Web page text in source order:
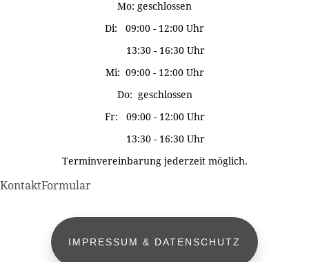
Mo: geschlossen
Di: 09:00 - 12:00 Uhr
13:30 - 16:30 Uhr
Mi: 09:00 - 12:00 Uhr
Do: geschlossen
Fr: 09:00 - 12:00 Uhr
13:30 - 16:30 Uhr
Terminvereinbarung jederzeit möglich.
KontaktFormular
IMPRESSUM & DATENSCHUTZ